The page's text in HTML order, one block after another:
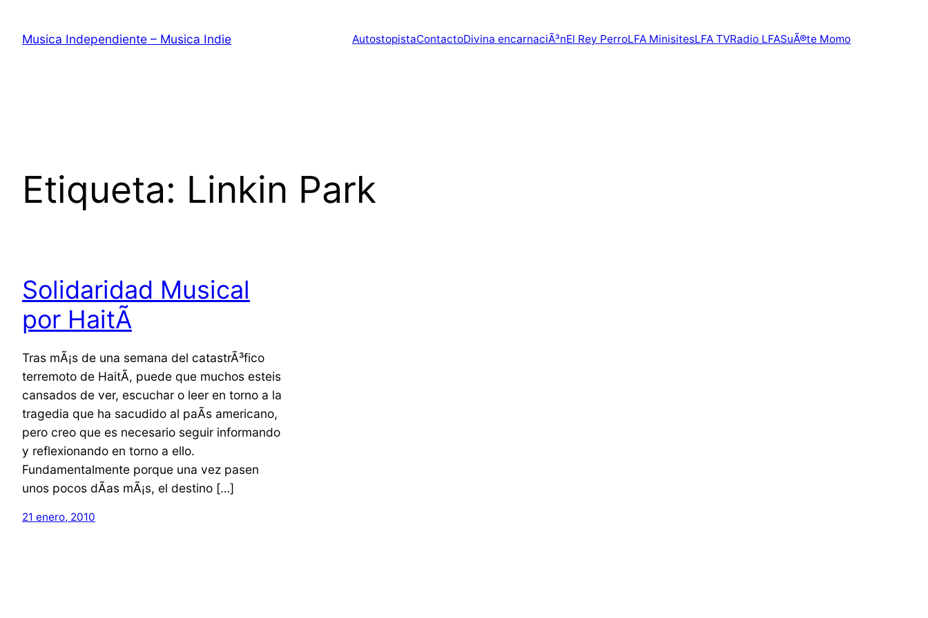
contenido
Musica Independiente – Musica Indie AutostopistaContactoDivina encarnaciÃ³nEl Rey PerroLFA MinisitesLFA TVRadio LFASuÃ®te Momo
Etiqueta: Linkin Park
Solidaridad Musical
por HaitÃ­
Tras mÃ¡s de una semana del catastrÃ³fico
terremoto de HaitÃ­, puede que muchos esteis
cansados de ver, escuchar o leer en torno a la
tragedia que ha sacudido al paÃ­s americano,
pero creo que es necesario seguir informando
y reflexionando en torno a ello.
Fundamentalmente porque una vez pasen
unos pocos dÃ­as mÃ¡s, el destino […]
21 enero, 2010